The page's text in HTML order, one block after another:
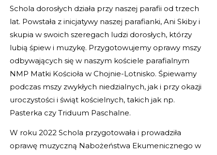
Schola dorosłych działa przy naszej parafii od trzech
lat. Powstała z inicjatywy naszej parafianki, Ani Skiby i
skupia w swoich szeregach ludzi dorosłych, którzy
lubią śpiew i muzykę. Przygotowujemy oprawy mszy
odbywających się w naszym kościele parafialnym
NMP Matki Kościoła w Chojnie-Lotnisko. Śpiewamy
podczas mszy zwykłych niedzialnych, jak i przy okazji
uroczystości i świąt kościelnych, takich jak np.
Pasterka czy Triduum Paschalne.
W roku 2022 Schola przygotowała i prowadziła
oprawę muzyczną Nabożeństwa Ekumenicznego w